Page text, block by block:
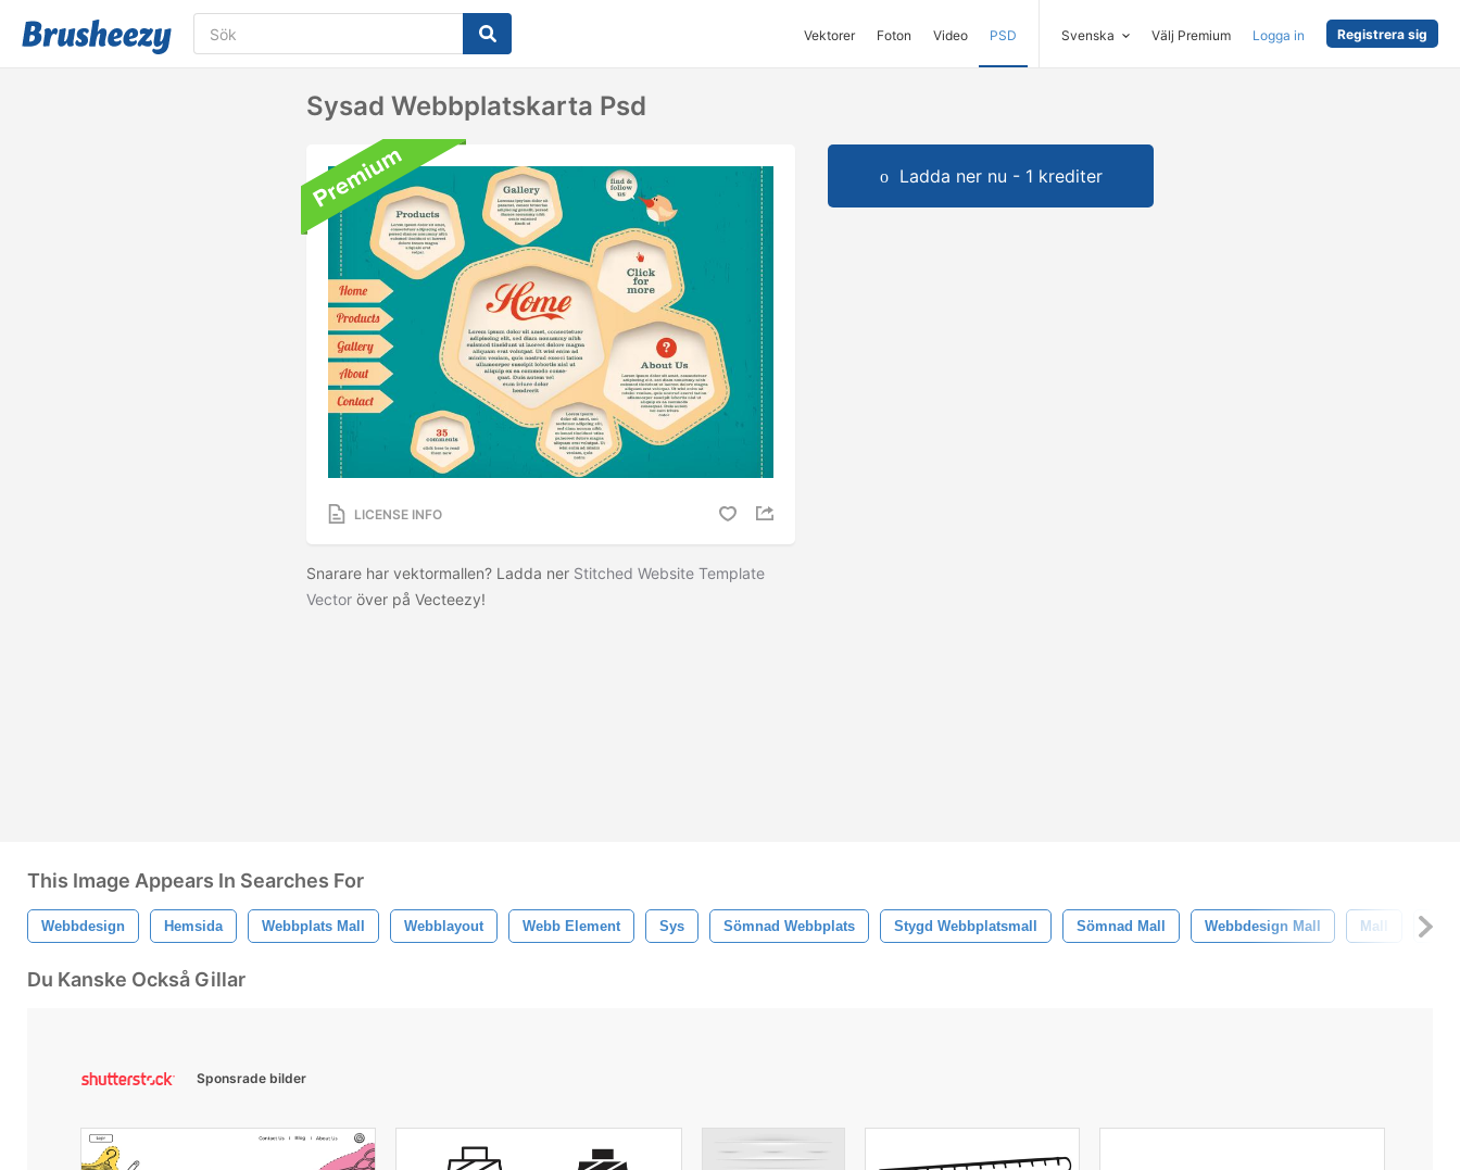
Vektorer Foton Video PSD Svenska Välj Premium Logga in Registrera sig
Sysad Webbplatskarta Psd
LICENSE INFO
Snarare har vektormallen? Ladda ner Stitched Website Template
Vector över på Vecteezy!
Ladda ner nu - 1 krediter
This Image Appears In Searches For
Webbdesign Hemsida Webbplats Mall Webblayout Webb Element Sys Sömnad Webbplats Stygd Webbplatsmall Sömnad Mall Webbdesign Mall Mall Psd
Du Kanske Också Gillar
Sponsrade bilder